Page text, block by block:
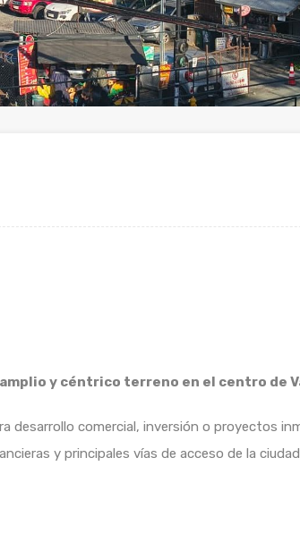
y céntrico terreno en el centro de
desarrollo comercial, inversión o proyectos
y principales vías de acceso de la